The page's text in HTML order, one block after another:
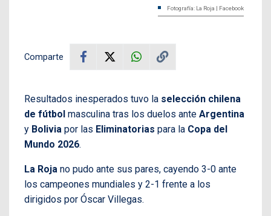
Fotografía: La Roja | Facebook
Comparte
Resultados inesperados tuvo la selección chilena
de fútbol masculina tras los duelos ante Argentina
y Bolivia por las Eliminatorias para la Copa del
Mundo 2026.
La Roja no pudo ante sus pares, cayendo 3-0 ante
los campeones mundiales y 2-1 frente a los
dirigidos por Óscar Villegas.